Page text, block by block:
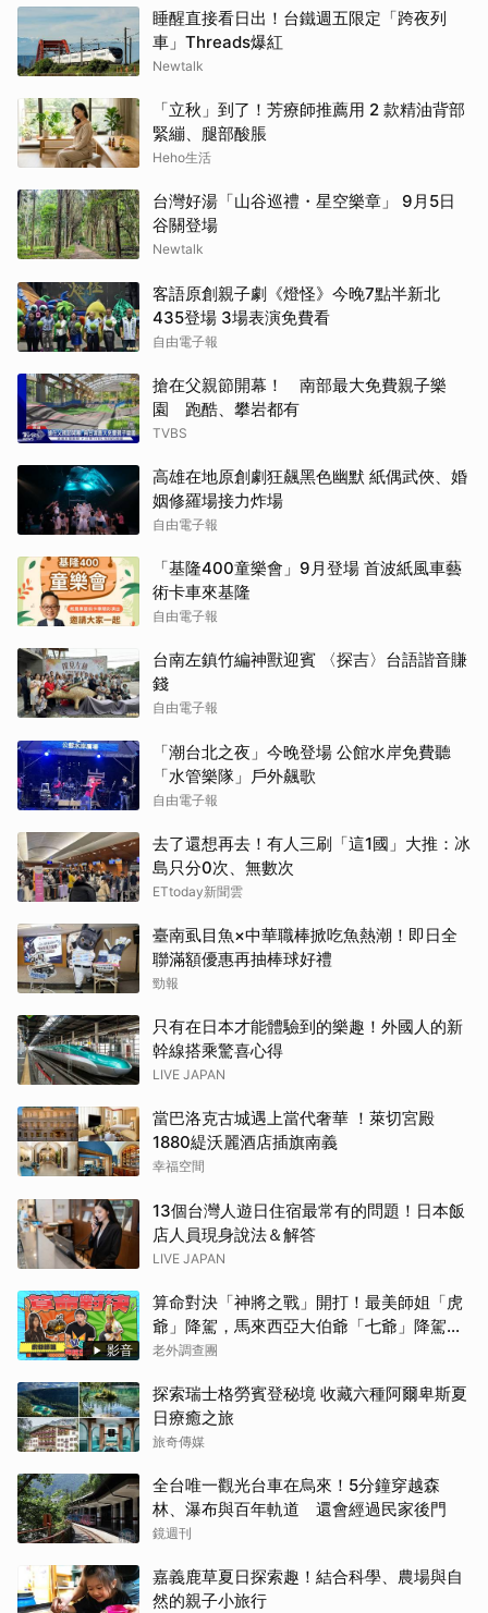
睡醒直接看日出！台鐵週五限定「跨夜列
車」Threads爆紅
Newtalk
「立秋」到了！芳療師推薦用 2 款精油背部
緊繃、腿部酸脹
Heho生活
台灣好湯「山谷巡禮・星空樂章」 9月5日
谷關登場
Newtalk
客語原創親子劇《燈怪》今晚7點半新北
435登場 3場表演免費看
自由電子報
搶在父親節開幕！ 南部最大免費親子樂
園 跑酷、攀岩都有
TVBS
高雄在地原創劇狂飆黑色幽默 紙偶武俠、婚
姻修羅場接力炸場
自由電子報
「基隆400童樂會」9月登場 首波紙風車藝
術卡車來基隆
自由電子報
台南左鎮竹編神獸迎賓 〈探吉〉台語諧音賺
錢
自由電子報
「潮台北之夜」今晚登場 公館水岸免費聽
「水管樂隊」戶外飆歌
自由電子報
去了還想再去！有人三刷「這1國」大推：冰
島只分0次、無數次
ETtoday新聞雲
臺南虱目魚×中華職棒掀吃魚熱潮！即日全
聯滿額優惠再抽棒球好禮
勁報
只有在日本才能體驗到的樂趣！外國人的新
幹線搭乘驚喜心得
LIVE JAPAN
當巴洛克古城遇上當代奢華 ！萊切宮殿
1880緹沃麗酒店插旗南義
幸福空間
13個台灣人遊日住宿最常有的問題！日本飯
店人員現身說法＆解答
LIVE JAPAN
影音
算命對決「神將之戰」開打！最美師姐「虎
爺」降駕，馬來西亞大伯爺「七爺」降駕。
當虎爺對上七爺，神明之間的較量究竟誰會
老外調查團
探索瑞士格勞賓登秘境 收藏六種阿爾卑斯夏
日療癒之旅
旅奇傳媒
全台唯一觀光台車在烏來！5分鐘穿越森
林、瀑布與百年軌道 還會經過民家後門
鏡週刊
嘉義鹿草夏日探索趣！結合科學、農場與自
然的親子小旅行